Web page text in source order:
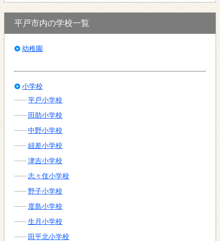
平戸市内の学校一覧
幼稚園
小学校
平戸小学校
田助小学校
中野小学校
紐差小学校
津吉小学校
志々伎小学校
野子小学校
度島小学校
生月小学校
田平北小学校